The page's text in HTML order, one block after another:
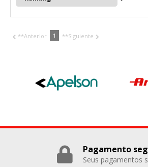
**Anterior 1 **Siguiente
Pagamento
Seus pagamentos